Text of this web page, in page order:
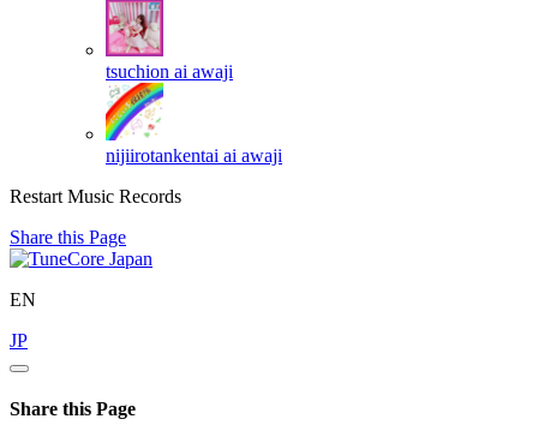
tsuchion ai awaji
nijiirotankentai ai awaji
Restart Music Records
Share this Page
EN
JP
Share this Page